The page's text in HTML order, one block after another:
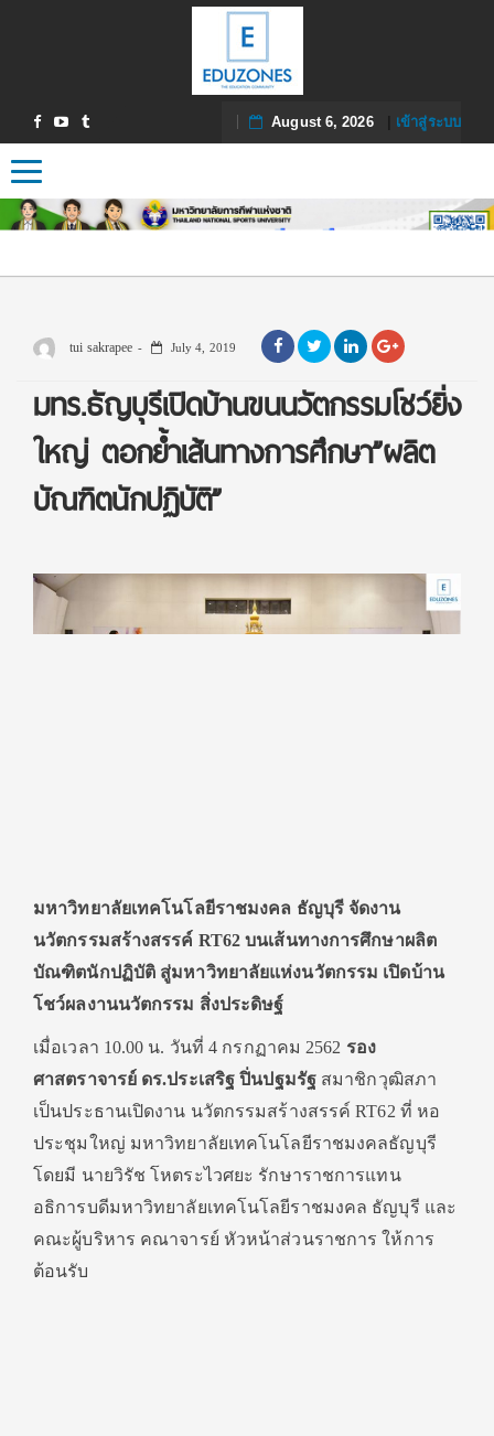
August 6, 2026| เข้าสู่ระบบ
Toggle navigation
tui sakrapee July 4, 2019
มทร.ธัญบุรีเปิดบ้านขนนวัตกรรมโชว์ยิ่ง
ใหญ่ ตอกย้ำเส้นทางการศึกษา”ผลิต
บัณฑิตนักปฏิบัติ”
มหาวิทยาลัยเทคโนโลยีราชมงคล ธัญบุรี จัดงาน
นวัตกรรมสร้างสรรค์ RT62 บนเส้นทางการศึกษาผลิต
บัณฑิตนักปฏิบัติ สู่มหาวิทยาลัยแห่งนวัตกรรม เปิดบ้าน
โชว์ผลงานนวัตกรรม สิ่งประดิษฐ์
เมื่อเวลา 10.00 น. วันที่ 4 กรกฏาคม 2562 รอง
ศาสตราจารย์ ดร.ประเสริฐ ปิ่นปฐมรัฐสมาชิกวุฒิสภา
เป็นประธานเปิดงาน นวัตกรรมสร้างสรรค์ RT62 ที่ หอ
ประชุมใหญ่ มหาวิทยาลัยเทคโนโลยีราชมงคลธัญบุรี
โดยมี นายวิรัช โหตระไวศยะ รักษาราชการแทน
อธิการบดีมหาวิทยาลัยเทคโนโลยีราชมงคล ธัญบุรี และ
คณะผู้บริหาร คณาจารย์ หัวหน้าส่วนราชการ ให้การ
ต้อนรับ